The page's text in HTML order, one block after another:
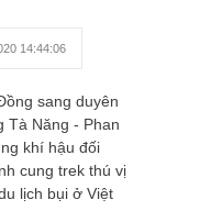
14:44:06
sang duyên
Tà Năng - Phan
khí hậu đối
cung trek thú vị
lịch bụi ở Việt